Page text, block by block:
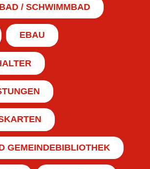
/ SCHWIMMBAD
EBAU
GEMEINDEBIBLIOTHEK